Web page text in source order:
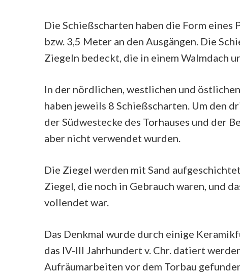
Die Schießscharten haben die Form eines
bzw. 3,5 Meter an den Ausgängen. Die
Ziegeln bedeckt, die in einem Walmdach
In der nördlichen, westlichen und
haben jeweils 8 Schießscharten. Um den
der Südwestecke des Torhauses und der
aber nicht verwendet wurden.
Die Ziegel werden mit Sand
Ziegel, die noch in Gebrauch waren, und
vollendet war.
Das Denkmal wurde durch einige
das IV-III Jahrhundert v. Chr. datiert
Aufräumarbeiten vor dem Torbau